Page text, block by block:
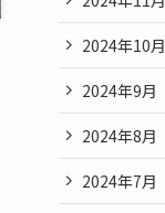
2024年10月
2024年9月
2024年8月
2024年7月